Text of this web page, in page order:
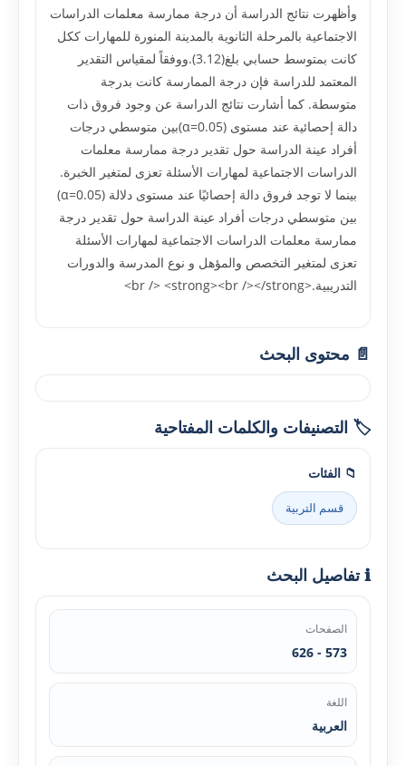
وأظهرت نتائج الدراسة أن درجة ممارسة معلمات الدراسات
الاجتماعية بالمرحلة الثانوية بالمدينة المنورة للمهارات ککل
کانت بمتوسط حسابي بلغ(3.12).ووفقاً لمقياس التقدير
المعتمد للدراسة فإن درجة الممارسة کانت بدرجة
متوسطة. کما أشارت نتائج الدراسة عن وجود فروق ذات
دالة إحصائية عند مستوى (α=0.05)بين متوسطي درجات
أفراد عينة الدراسة حول تقدير درجة ممارسة معلمات
الدراسات الاجتماعية لمهارات الأسئلة تعزى لمتغير الخبرة.
بينما لا توجد فروق دالة إحصائيًا عند مستوى دلالة (α=0.05)
بين متوسطي درجات أفراد عينة الدراسة حول تقدير درجة
ممارسة معلمات الدراسات الاجتماعية لمهارات الأسئلة
تعزى لمتغير التخصص والمؤهل و نوع المدرسة والدورات
التدريبية.<br /> <strong><br /></strong>
📄 محتوى البحث
🏷️ التصنيفات والكلمات المفتاحية
📁 الفئات
قسم التربية
ℹ️ تفاصيل البحث
الصفحات
573 - 626
اللغة
العربية